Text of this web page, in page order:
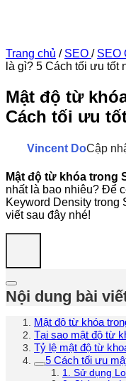
Trang chủ / SEO / SEO
là gì? 5 Cách tối ưu tốt
Mật độ từ
Cách tối ưu
Vincent DoCập
Mật độ từ khóa trong
nhất là bao nhiêu? Để
Keyword Density trong
viết sau đây nhé!
Nội dung bài
Mật độ từ khóa
Tại sao mật độ từ
Tỷ lệ mật độ từ
5 Cách tối ưu
1. Sử dụng